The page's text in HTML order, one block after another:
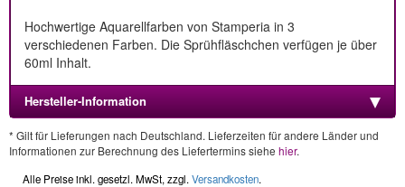
Hochwertige Aquarellfarben von Stamperia in 3
verschiedenen Farben. Die Sprühfläschchen verfügen je über
60ml Inhalt.
Hersteller-Information
* Gilt für Lieferungen nach Deutschland. Lieferzeiten für andere Länder und
Informationen zur Berechnung des Liefertermins siehe hier.
Alle Preise inkl. gesetzl. MwSt, zzgl. Versandkosten.